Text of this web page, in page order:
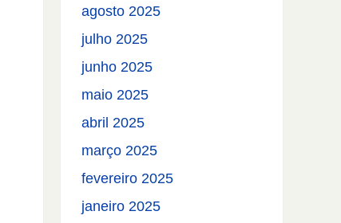
agosto 2025
julho 2025
junho 2025
maio 2025
abril 2025
março 2025
fevereiro 2025
janeiro 2025